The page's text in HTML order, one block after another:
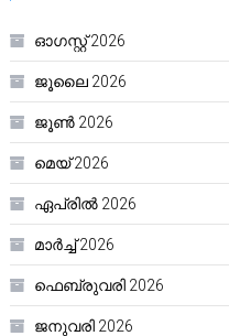
ഓഗസ്റ്റ്‌ 2026
ജൂലൈ 2026
ജൂൺ 2026
മെയ്‌ 2026
ഏപ്രിൽ 2026
മാർച്ച്‌ 2026
ഫെബ്രുവരി 2026
ജനുവരി 2026